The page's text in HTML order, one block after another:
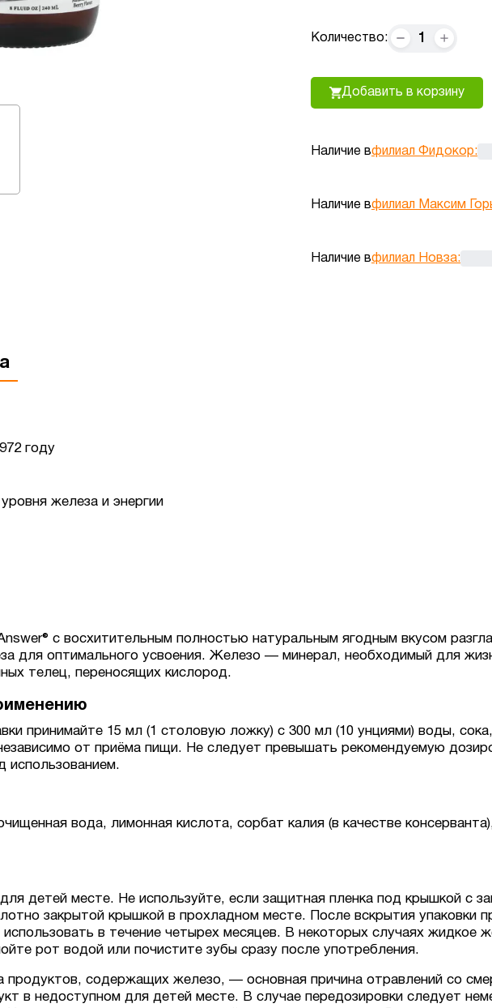
Количество: 1
Добавить в корзину
Наличие вфилиал Фидокор:
Наличие вфилиал Максим
Наличие вфилиал Новза:
году
железа и энергии
с восхитительным полностью натуральным ягодным вкусом
для оптимального усвоения. Железо — минерал, необходимый для
телец, переносящих кислород.
принимайте 15 мл (1 столовую ложку) с 300 мл (10 унциями) воды,
от приёма пищи. Не следует превышать рекомендуемую
использованием.
вода, лимонная кислота, сорбат калия (в качестве
детей месте. Не используйте, если защитная пленка под крышкой с
закрытой крышкой в прохладном месте. После вскрытия упаковки
использовать в течение четырех месяцев. В некоторых случаях жидкое
рот водой или почистите зубы сразу после употребления.
продуктов, содержащих железо, — основная причина отравлений со
в недоступном для детей месте. В случае передозировки следует